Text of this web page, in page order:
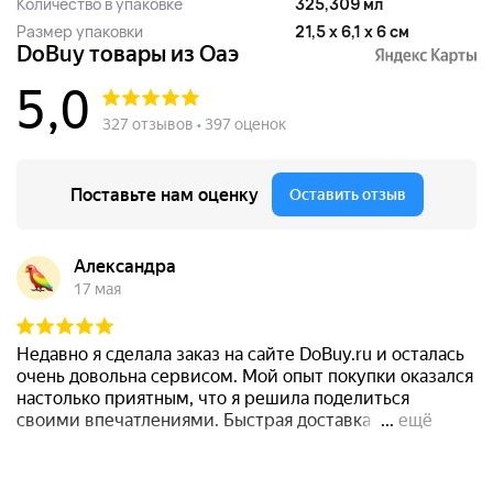
Размер упаковки
21,5 x 6,1 x 6 см